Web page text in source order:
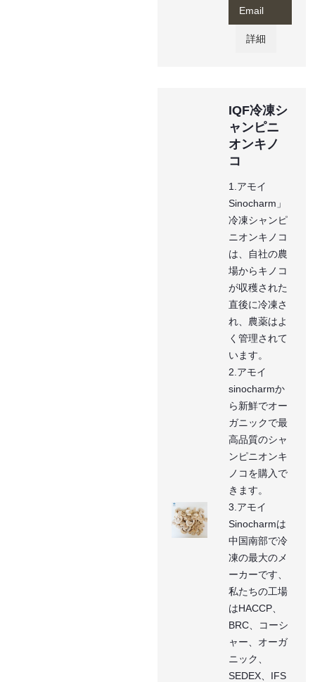
Email
詳細
IQF冷凍シ
ャンピニ
オンキノ
コ
1.アモイ
Sinocharm」
冷凍シャンピ
ニオンキノコ
は、自社の農
場からキノコ
が収穫された
直後に冷凍さ
れ、農薬はよ
く管理されて
います。
2.アモイ
sinocharmか
ら新鮮でオー
ガニックで最
高品質のシャ
ンピニオンキ
ノコを購入で
きます。
3.アモイ
Sinocharmは
中国南部で冷
凍の最大のメ
ーカーです、
私たちの工場
はHACCP、
BRC、コーシ
ャー、オーガ
ニック、
SEDEX、IFS